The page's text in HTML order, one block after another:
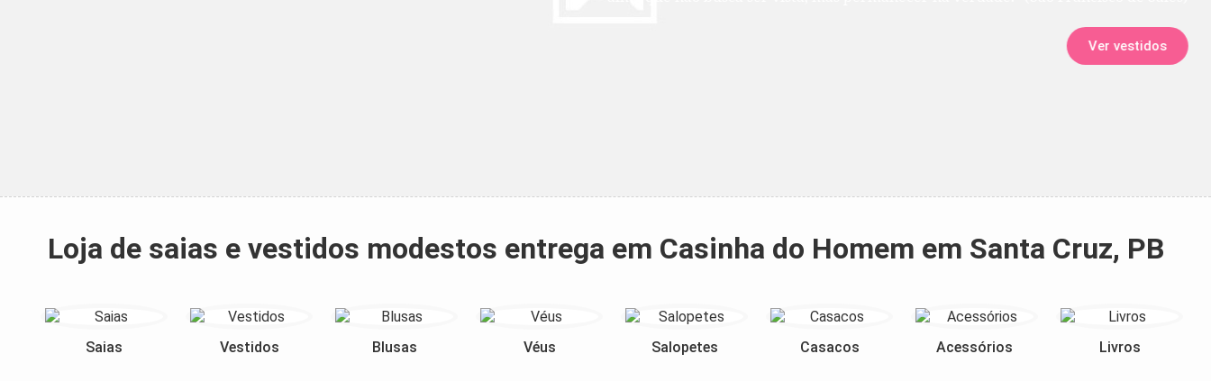
Ver vestidos
Loja de saias e vestidos modestos entrega em Casinha do Homem em Santa Cruz, PB
Saias Vestidos Blusas Véus Salopetes Casacos Acessórios Livros